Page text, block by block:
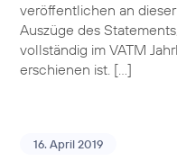
veröffentlichen an
Auszüge des
vollständig im VATM
erschienen ist. […]
16. April 2019